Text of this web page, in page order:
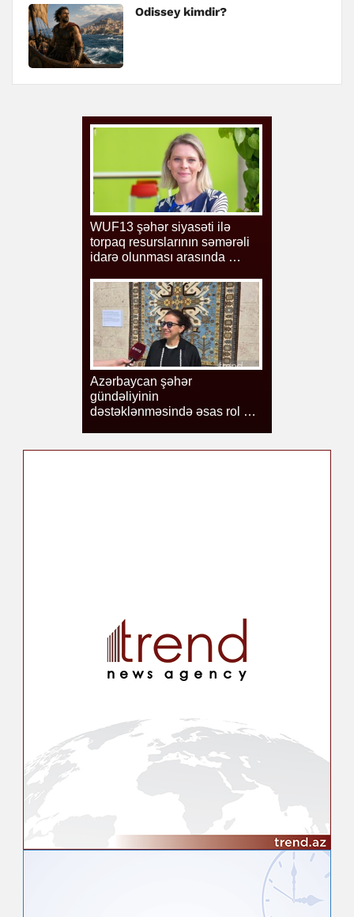
Odissey kimdir?